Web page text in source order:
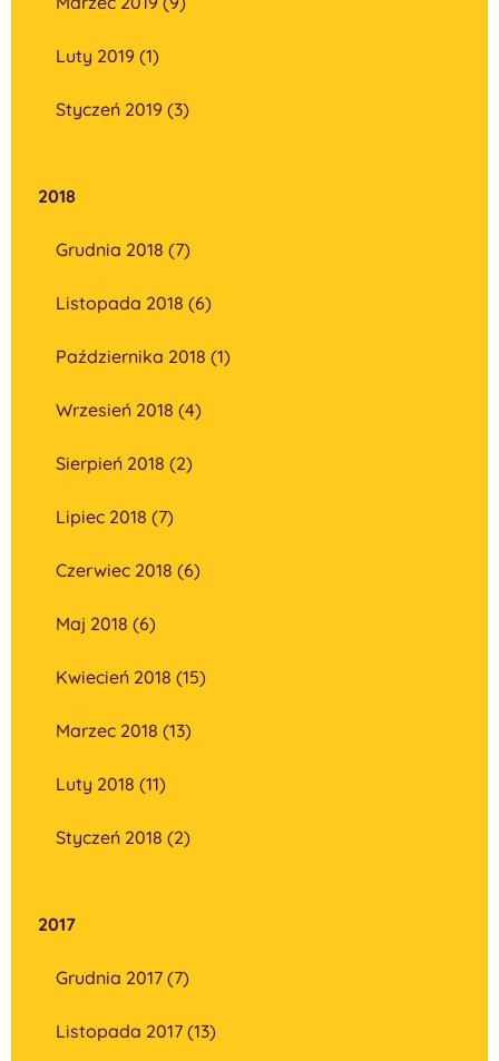
Luty 2019 (1)
Styczeń 2019 (3)
2018
Grudnia 2018 (7)
Listopada 2018 (6)
Października 2018 (1)
Wrzesień 2018 (4)
Sierpień 2018 (2)
Lipiec 2018 (7)
Czerwiec 2018 (6)
Maj 2018 (6)
Kwiecień 2018 (15)
Marzec 2018 (13)
Luty 2018 (11)
Styczeń 2018 (2)
2017
Grudnia 2017 (7)
Listopada 2017 (13)